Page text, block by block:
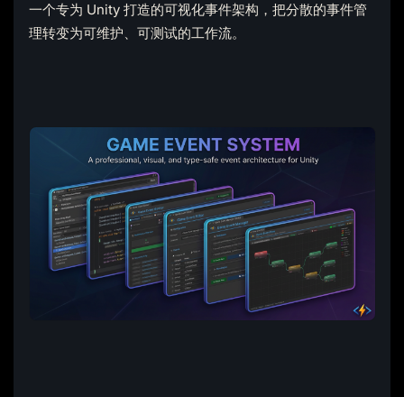
一个专为 Unity 打造的可视化事件架构，把分散的事件管
理转变为可维护、可测试的工作流。